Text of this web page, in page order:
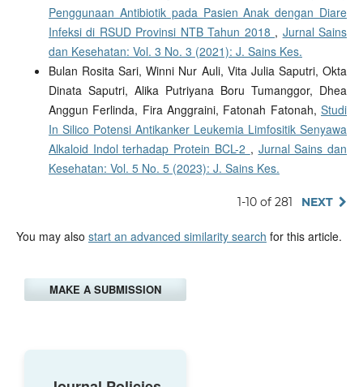
Penggunaan Antibiotik pada Pasien Anak dengan Diare
Infeksi di RSUD Provinsi NTB Tahun 2018 , Jurnal Sains
dan Kesehatan: Vol. 3 No. 3 (2021): J. Sains Kes.
Bulan Rosita Sari, Winni Nur Auli, Vita Julia Saputri, Okta
Dinata Saputri, Alika Putriyana Boru Tumanggor, Dhea
Anggun Ferlinda, Fira Anggraini, Fatonah Fatonah,Studi
In Silico Potensi Antikanker Leukemia Limfositik Senyawa
Alkaloid Indol terhadap Protein BCL-2 , Jurnal Sains dan
Kesehatan: Vol. 5 No. 5 (2023): J. Sains Kes.
1-10 of 281 NEXT
You may also start an advanced similarity search for this article.
MAKE A SUBMISSION